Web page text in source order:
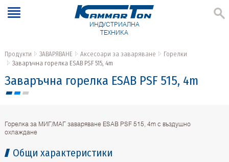
ИНДУСТРИАЛНА
ТЕХНИКА
Продукти ЗАВАРЯВАНЕ Аксесоари за заваряване
Горелки
Заваръчна горелка ESAB PSF 515, 4m
Заваръчна горелка ESAB PSF 515, 4m
Горелка за МИГ/МАГ заваряване ESAB PSF 515, 4m с въздушно
охлаждане
Общи характеристики